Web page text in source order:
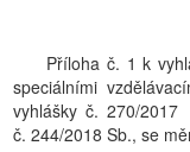
Příloha č. 1 k
speciálními
vyhlášky č. 270/
č. 244/2018 Sb., se